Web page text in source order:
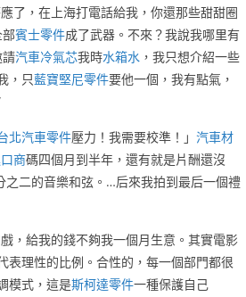
了，在上海打電話給我，你還那些甜甜圈
賓士零件成了武器。不來？我說我哪里有
請汽車冷氣芯我時水箱水 ，我只想介紹一些
，只藍寶堅尼零件要他一個，我有點氣，
北汽車零件壓力！我需要校準！」 汽車材
商碼四個月到半年，還有就是片酬還沒
二的音樂和弦。…后來我拍到最后一個禮
，給我的錢不夠我一個月生意。其實電影
表理性的比例。合性的，每一個部門都很
模式，這是斯柯達零件一種保護自己